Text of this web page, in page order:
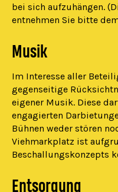
bei sich aufzuhängen.
entnehmen Sie bitte
Musik
Im Interesse aller
gegenseitige
eigener Musik. Diese
engagierten
Bühnen weder stören
Viehmarkplatz ist
Beschallungskonzepts
Entsorgung